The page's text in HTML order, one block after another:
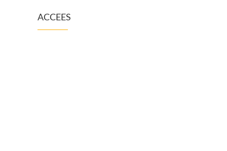
ACCEES